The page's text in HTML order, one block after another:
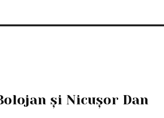
și Nicușor Dan